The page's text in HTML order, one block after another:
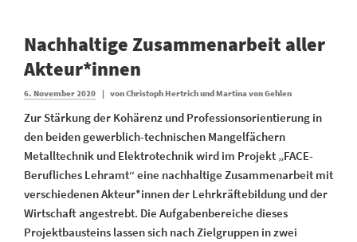
Nachhaltige Zusammenarbeit aller
Akteur*innen
6. November 2020 | vonChristoph Hertrich und Martina von Gehlen
Zur Stärkung der Kohärenz und Professionsorientierung in
den beiden gewerblich-technischen Mangelfächern
Metalltechnik und Elektrotechnik wird im Projekt „FACE-
Berufliches Lehramt“ eine nachhaltige Zusammenarbeit mit
verschiedenen Akteur*innen der Lehrkräftebildung und der
Wirtschaft angestrebt. Die Aufgabenbereiche dieses
Projektbausteins lassen sich nach Zielgruppen in zwei